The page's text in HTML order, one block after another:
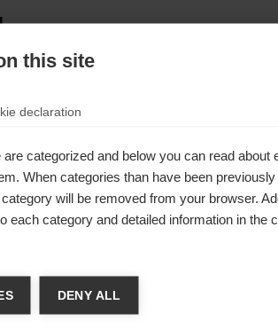
wechseln
this site
declaration
categorized and below you can read about
When categories than have been
will be removed from your browser.
each category and detailed information in the
DENY ALL